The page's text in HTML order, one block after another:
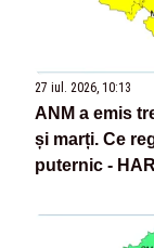
27 iul. 2026, 10:13
ANM a emis
și marți. Ce
puternic -